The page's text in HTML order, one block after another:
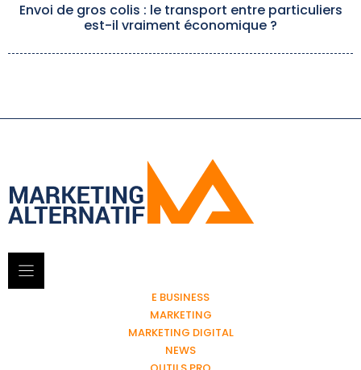
Envoi de gros colis : le transport entre particuliers
est-il vraiment économique ?
E BUSINESS
MARKETING
MARKETING DIGITAL
NEWS